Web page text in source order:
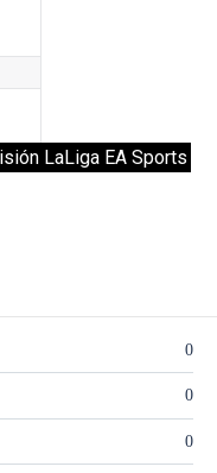
LaLiga EA Sports